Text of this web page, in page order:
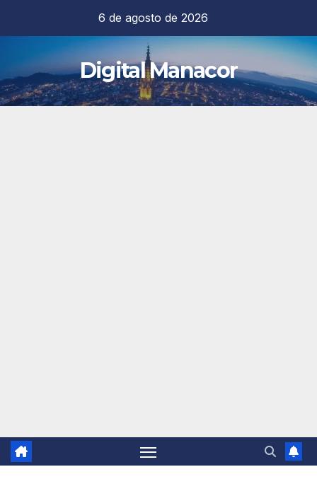
contenido
6 de agosto de 2026
Digital Manacor